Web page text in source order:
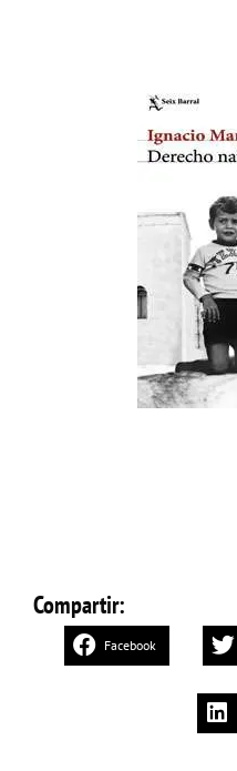
Compartir:
Facebook